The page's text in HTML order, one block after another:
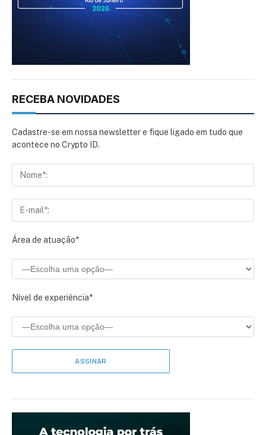
RECEBA NOVIDADES
Cadastre-se em nossa newsletter e fique ligado em tudo que
acontece no Crypto ID.
Área de atuação*
Nível de experiência*